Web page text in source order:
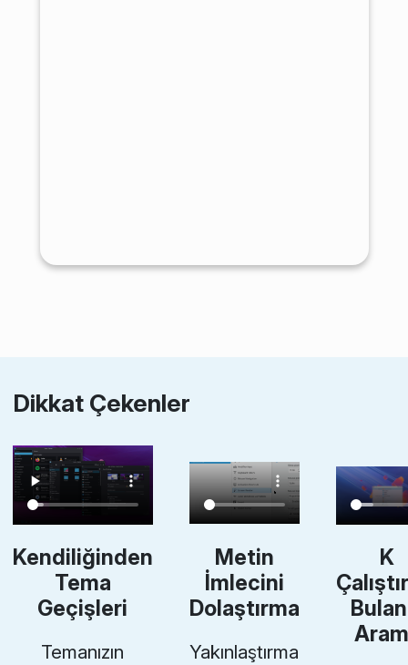
Dikkat Çekenler
Kendiliğinden
Tema
Geçişleri
Temanızın
Metin
İmlecini
Dolaştırma
Yakınlaştırma
K